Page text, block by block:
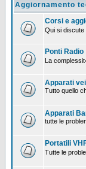
Aggiornamento
Corsi e
Qui si discute
Ponti Radio
La
Apparati
Tutto quello
Apparati
tutte le
Portatili
Tutte le